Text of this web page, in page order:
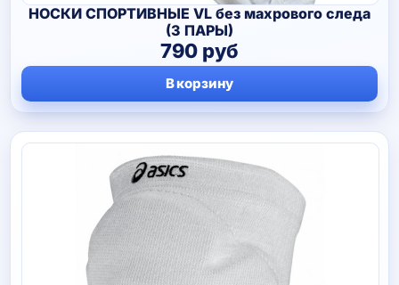
НОСКИ СПОРТИВНЫЕ VL без махрового следа
(3 ПАРЫ)
790 руб
В корзину